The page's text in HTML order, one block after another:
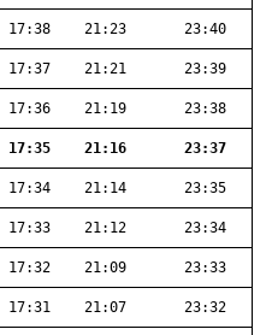
17:38 21:23 23:40
17:37 21:21 23:39
17:36 21:19 23:38
17:35 21:16 23:37
17:34 21:14 23:35
17:33 21:12 23:34
17:32 21:09 23:33
17:31 21:07 23:32